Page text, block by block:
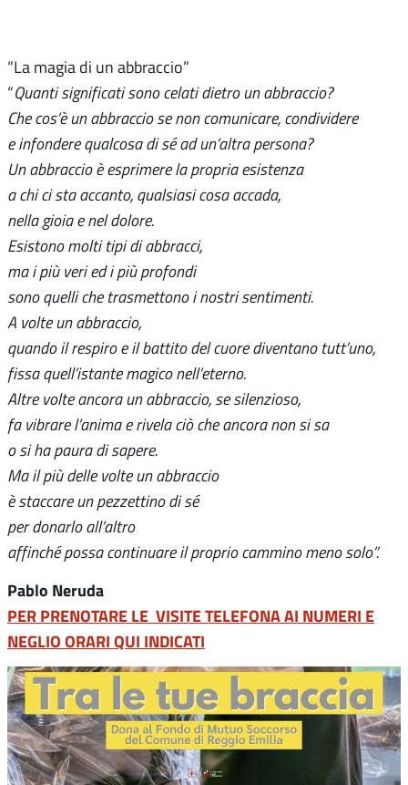
“La magia di un abbraccio”
“Quanti significati sono celati dietro un abbraccio?
Che cos’è un abbraccio se non comunicare, condividere
e infondere qualcosa di sé ad un’altra persona?
Un abbraccio è esprimere la propria esistenza
a chi ci sta accanto, qualsiasi cosa accada,
nella gioia e nel dolore.
Esistono molti tipi di abbracci,
ma i più veri ed i più profondi
sono quelli che trasmettono i nostri sentimenti.
A volte un abbraccio,
quando il respiro e il battito del cuore diventano tutt’uno,
fissa quell’istante magico nell’eterno.
Altre volte ancora un abbraccio, se silenzioso,
fa vibrare l’anima e rivela ciò che ancora non si sa
o si ha paura di sapere.
Ma il più delle volte un abbraccio
è staccare un pezzettino di sé
per donarlo all’altro
affinché possa continuare il proprio cammino meno solo”.
Pablo Neruda
PER PRENOTARE LE VISITE TELEFONA AI NUMERI E
NEGLIO ORARI QUI INDICATI